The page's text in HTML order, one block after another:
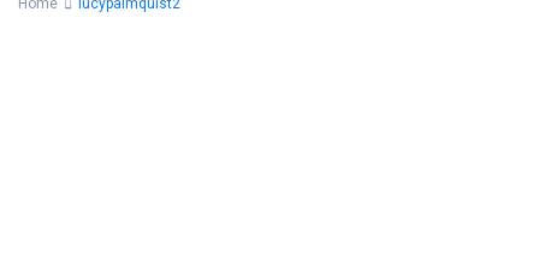
Home lucypalmquist2